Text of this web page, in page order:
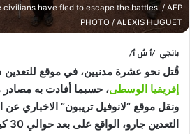
have fled to escape the battles. / AFP
PHOTO / ALEXIS HUGUET
بانجي /أ ش أ/
قُتل نحو عشرة مدنيين، في موقع
إفريقيا الوسطى، حسبما أفادت به مصادر
ونقل موقع “لانوفيل تريبون” الاخباري عن